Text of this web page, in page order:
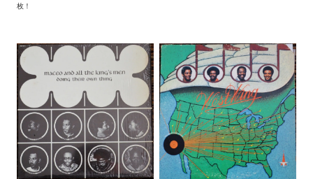
枚！